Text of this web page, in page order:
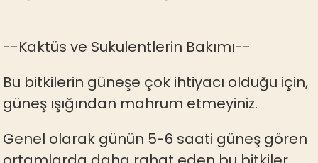
--Kaktüs ve Sukulentlerin Bakımı--
Bu bitkilerin güneşe çok ihtiyacı olduğu için,
güneş ışığından mahrum etmeyiniz.
Genel olarak günün 5-6 saati güneş gören